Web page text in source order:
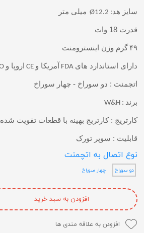
سایز هد: Ø12.2 میلی متر
قدرت 18 وات
۴۹گرم وزن اینسترومنت
دارای استاندارد های آمریکا و اروپا و
اتچمنت : دو سوراخ - چهار سوراخ
برند : W&H
کارتریج : کارتریج بهینه با قطعات تقویت شده
قابلیت : سوپر تورک
نوع اتصال به اتچمنت
دو سوراخ چهار سوراخ
افزودن به سبد خرید
افزودن به علاقه مندی ها